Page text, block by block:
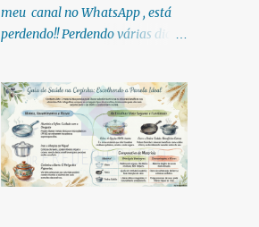
meu canal no WhatsApp , está
perdendo!! Perdendo várias dicas,
infográficos, o link para
download dos meus e-books.
Para acessar clique no link:
https://whatsapp.com/channel/0
029Vb6U4AqKgsNzkBhubA40